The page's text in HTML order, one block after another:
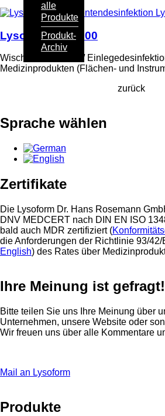
alle
Produkte
Produkt-
Archiv
Lysoformin® 3000
Wisch- oder Tauch- /
Medizinprodukten (Flächen- und
zurück
Sprache wählen
Zertifikate
Die Lysoform Dr. Hans Rosemann
DNV MEDCERT nach DIN EN ISO
bald auch MDR zertifiziert (
die Anforderungen der Richtlinie 93/42/
English) des Rates über
Ihre Meinung ist gefragt!
Bitte teilen Sie uns Ihre Meinung über
Unternehmen, unsere Website oder
Wir freuen uns über alle Kommentare
Mail an Lysoform
Produkte